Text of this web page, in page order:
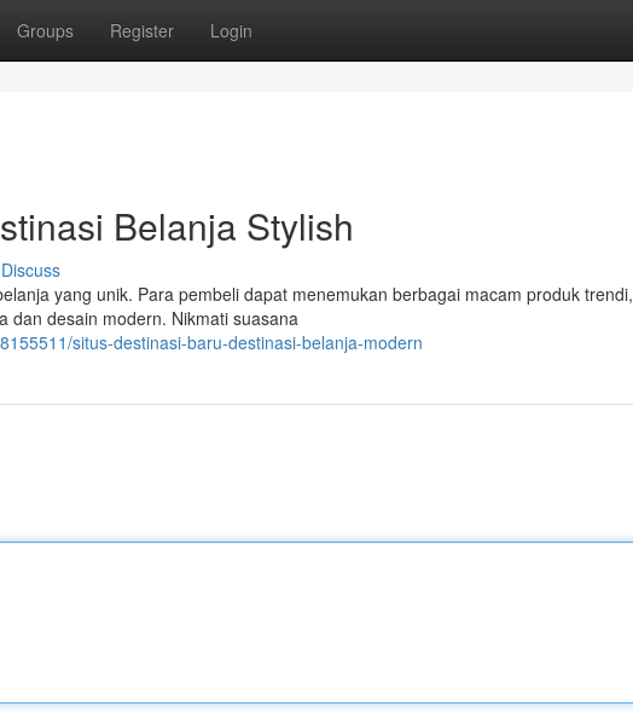
Groups Register Login
Belanja Stylish
Discuss
yang unik. Para pembeli dapat menemukan berbagai macam produk trendi,
dan desain modern. Nikmati suasana
situs-destinasi-baru-destinasi-belanja-modern